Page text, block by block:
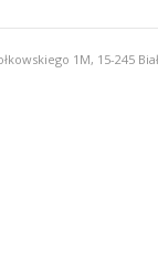
1M, 15-245